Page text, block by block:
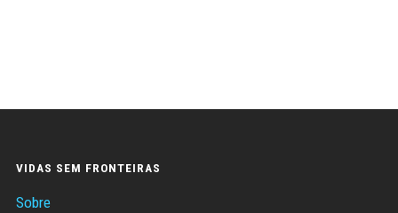
VIDAS SEM FRONTEIRAS
Sobre